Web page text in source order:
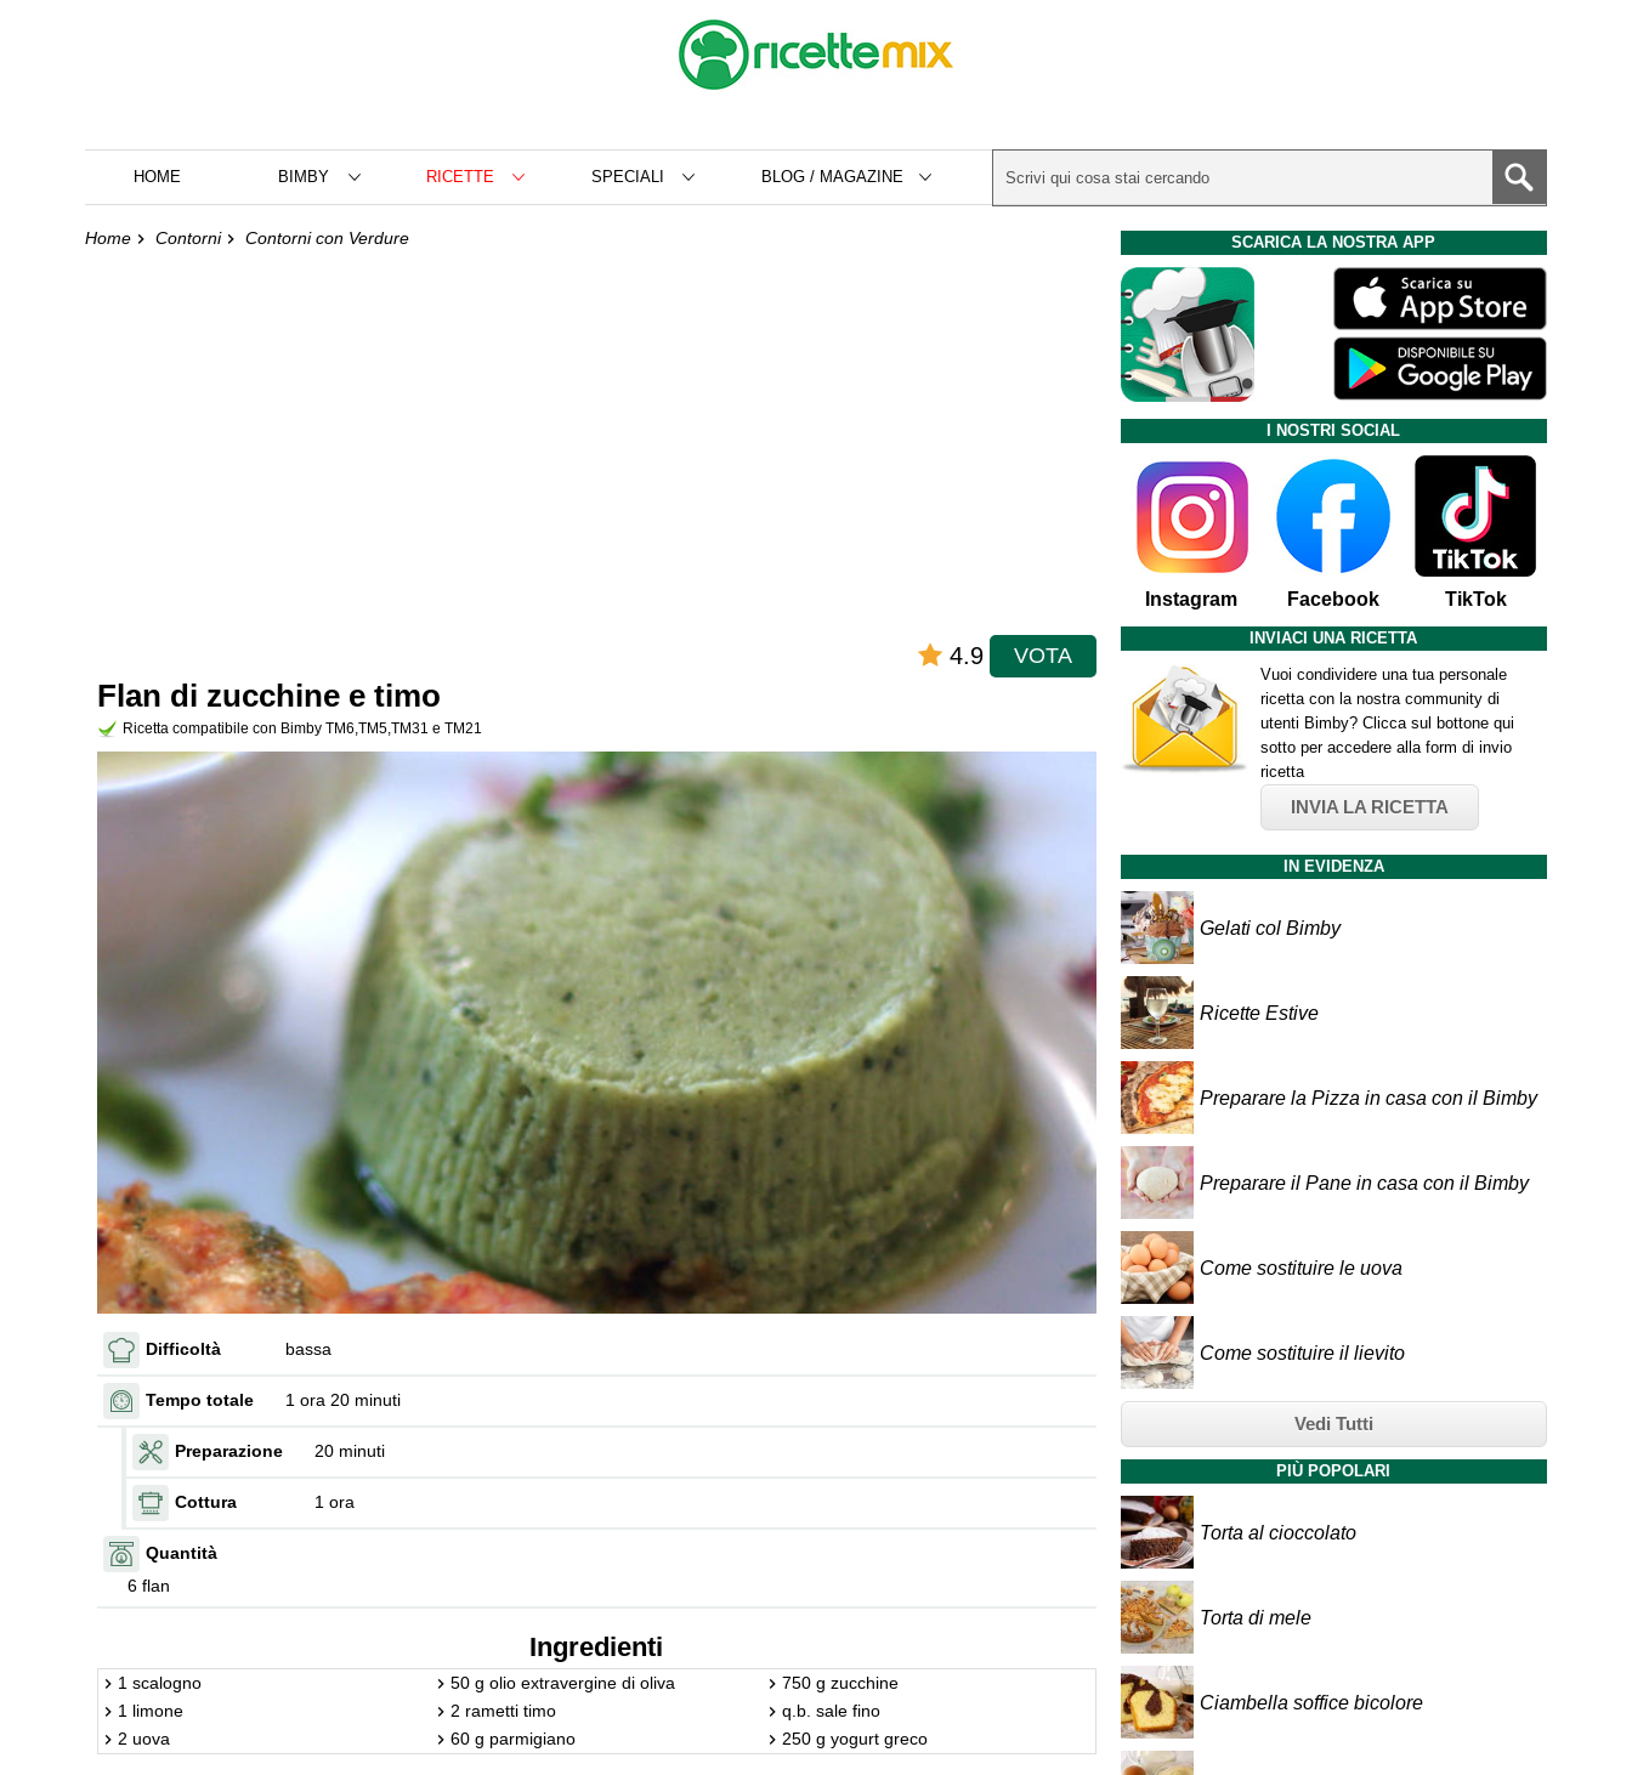
HOME BIMBY RICETTE SPECIALI BLOG / MAGAZINE
Home Contorni Contorni con Verdure
4.9 VOTA
Flan di zucchine e timo
Ricetta compatibile con Bimby TM6,TM5,TM31 e TM21
Difficoltà bassa
Tempo totale 1 ora 20 minuti
Preparazione 20 minuti
Cottura 1 ora
Quantità
6 flan
Ingredienti
1 scalogno 50 g olio extravergine di oliva
750 g zucchine
1 limone
2 rametti timo
q.b. sale fino
2 uova
60 g parmigiano 250 g yogurt greco
SCARICA LA NOSTRA APP
I NOSTRI SOCIAL
Instagram Facebook TikTok
INVIACI UNA RICETTA
Vuoi condividere una tua personale
ricetta con la nostra community di
utenti Bimby? Clicca sul bottone qui
sotto per accedere alla form di invio
ricetta
INVIA LA RICETTA
IN EVIDENZA
Gelati col Bimby
Ricette Estive
Preparare la Pizza in casa con il Bimby
Preparare il Pane in casa con il Bimby
Come sostituire le uova
Come sostituire il lievito
Vedi Tutti
PIÙ POPOLARI
Torta al cioccolato
Torta di mele
Ciambella soffice bicolore